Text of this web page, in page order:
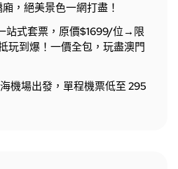
，絕美景色一網打盡！
站式套票，原價$1699/位→限
玩到爆！一價全包，玩盡澳門
機場出發，單程機票低至 295